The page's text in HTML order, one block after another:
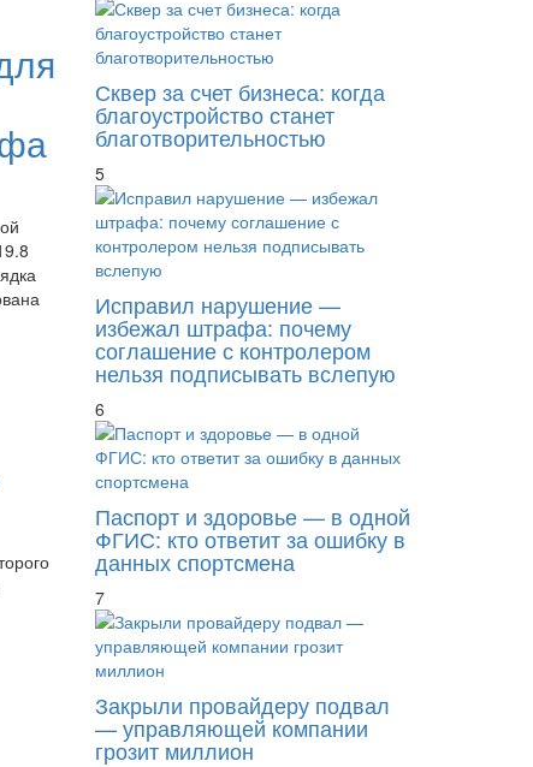
Сквер за счет бизнеса: когда
благоустройство станет
благотворительностью
5
Исправил нарушение —
избежал штрафа: почему
соглашение с контролером
нельзя подписывать вслепую
6
Паспорт и здоровье — в одной
ФГИС: кто ответит за ошибку в
данных спортсмена
7
Закрыли провайдеру подвал
— управляющей компании
грозит миллион